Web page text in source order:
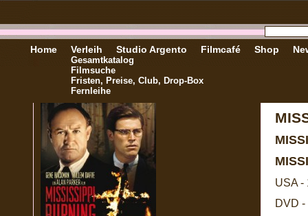
Home Verleih
Gesamtkatalog
Filmsuche
Fristen, Preise, Club, Drop-Box
Fernleihe
Studio Argento Filmcafé Shop
USA -
DVD -